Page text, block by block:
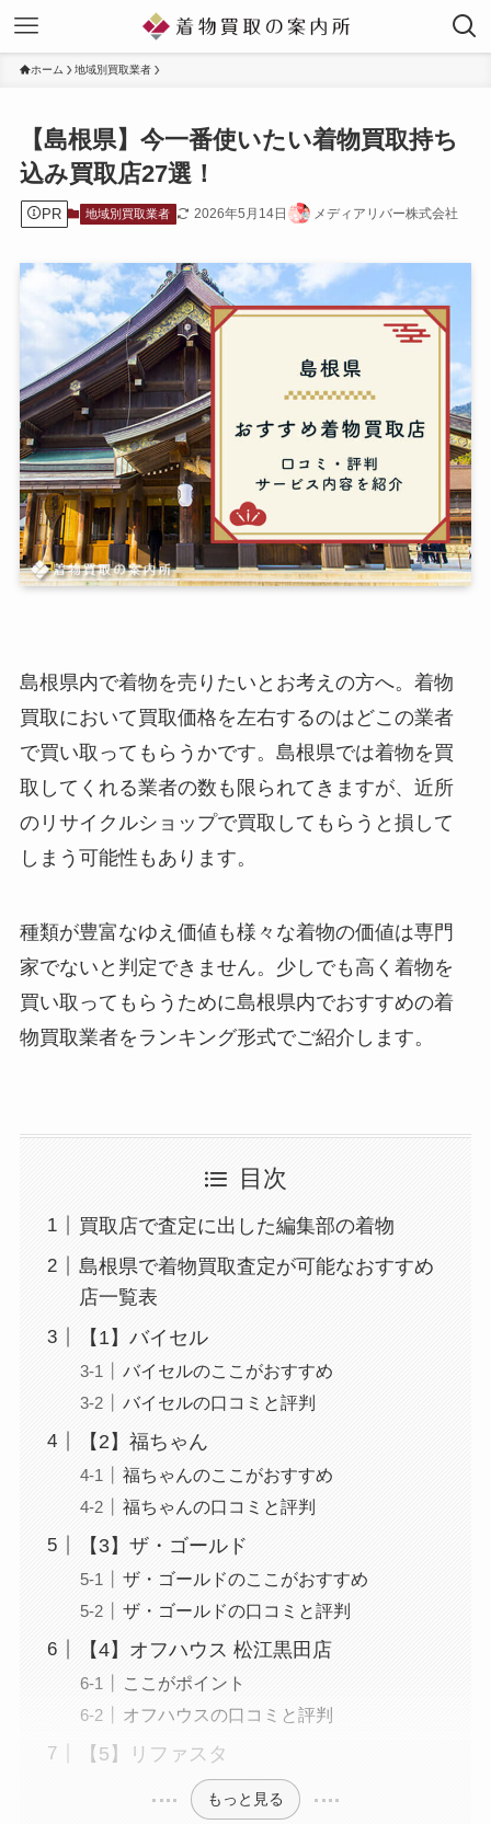
ホーム 地域別買取業者
【島根県】今一番使いたい着物買取持ち
込み買取店27選！
PR 地域別買取業者 2026年5月14日 メディアリバー株式会社
島根県内で着物を売りたいとお考えの方へ。着物
買取において買取価格を左右するのはどこの業者
で買い取ってもらうかです。島根県では着物を買
取してくれる業者の数も限られてきますが、近所
のリサイクルショップで買取してもらうと損して
しまう可能性もあります。
種類が豊富なゆえ価値も様々な着物の価値は専門
家でないと判定できません。少しでも高く着物を
買い取ってもらうために島根県内でおすすめの着
物買取業者をランキング形式でご紹介します。
目次
買取店で査定に出した編集部の着物
島根県で着物買取査定が可能なおすすめ
店一覧表
【1】バイセル
バイセルのここがおすすめ
バイセルの口コミと評判
【2】福ちゃん
福ちゃんのここがおすすめ
福ちゃんの口コミと評判
【3】ザ・ゴールド
ザ・ゴールドのここがおすすめ
ザ・ゴールドの口コミと評判
【4】オフハウス 松江黒田店
ここがポイント
オフハウスの口コミと評判
【5】リファスタ
もっと見る